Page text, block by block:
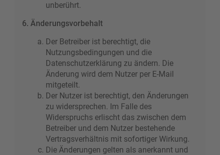
unberührt.
6. Änderungsvorbehalt
Der Betreiber ist berechtigt, die
Nutzungsbedingungen und die
Datenschutzerklärung zu ändern. Die
Änderung wird dem Nutzer per E-Mail
mitgeteilt.
Der Nutzer ist berechtigt, den Änderungen
zu widersprechen. Im Falle des
Widerspruchs erlischt das zwischen dem
Betreiber und dem Nutzer bestehende
Vertragsverhältnis mit sofortiger Wirkung.
Die Änderungen gelten als anerkannt und